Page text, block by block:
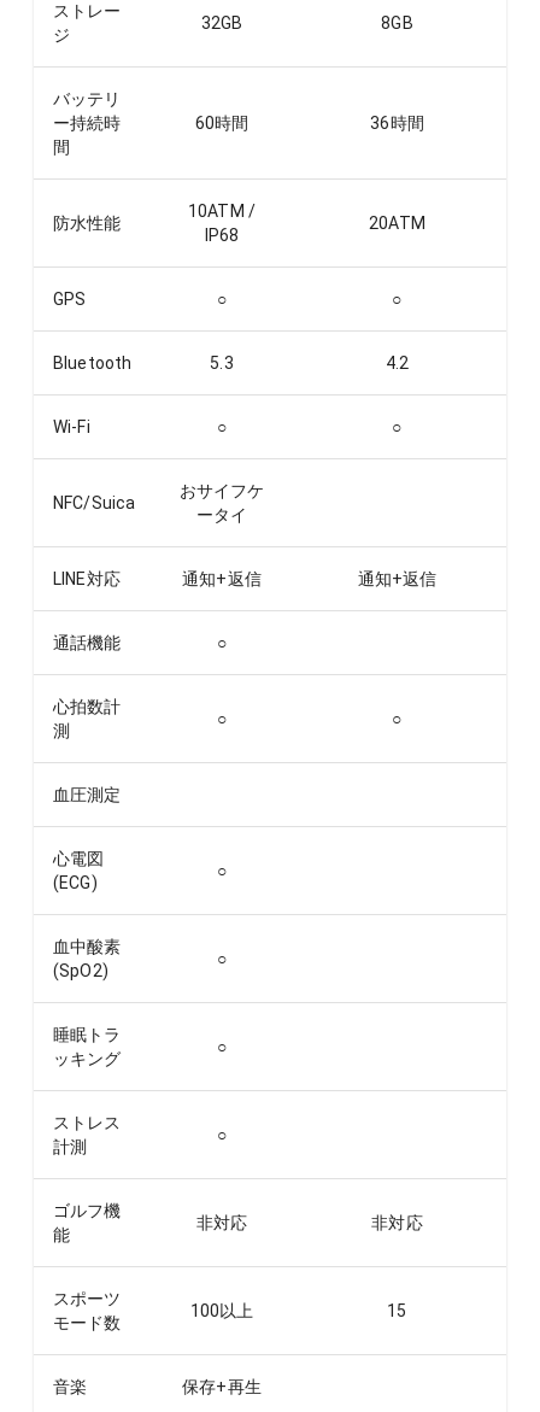
ストレー
ジ
32GB 8GB
バッテリ
ー持続時
間
60時間 36時間
防水性能
10ATM /
IP68
20ATM
GPS ○ ○
Bluetooth 5.3 4.2
Wi-Fi ○ ○
NFC/Suica
おサイフケ
ータイ
LINE対応 通知+返信 通知+返信
通話機能 ○
心拍数計
測
○ ○
血圧測定
心電図
(ECG)
○
血中酸素
(SpO2)
○
睡眠トラ
ッキング
○
ストレス
計測
○
ゴルフ機
能
非対応 非対応
スポーツ
モード数
100以上 15
音楽 保存+再生